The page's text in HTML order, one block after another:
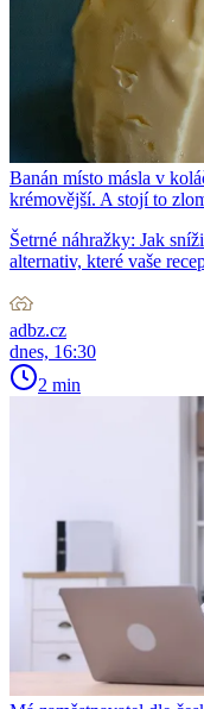
Banán místo másla v
krémovější. A stojí to
Šetrné náhražky: Jak
alternativ, které vaše
adbz.cz
dnes, 16:30
2 min